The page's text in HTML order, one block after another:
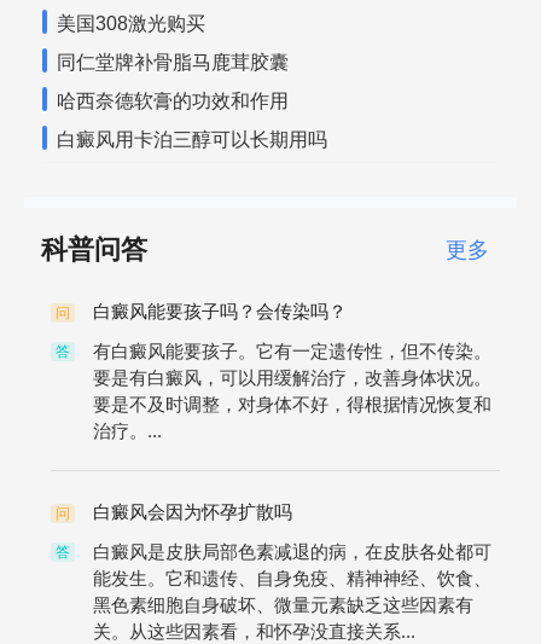
美国308激光购买
同仁堂牌补骨脂马鹿茸胶囊
哈西奈德软膏的功效和作用
白癜风用卡泊三醇可以长期用吗
科普问答 更多
问 白癜风能要孩子吗？会传染吗？
答
有白癜风能要孩子。它有一定遗传性，但不传染。
要是有白癜风，可以用缓解治疗，改善身体状况。
要是不及时调整，对身体不好，得根据情况恢复和
治疗。...
问 白癜风会因为怀孕扩散吗
答
白癜风是皮肤局部色素减退的病，在皮肤各处都可
能发生。它和遗传、自身免疫、精神神经、饮食、
黑色素细胞自身破坏、微量元素缺乏这些因素有
关。从这些因素看，和怀孕没直接关系...